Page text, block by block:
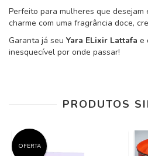
Perfeito para mulheres que desejam
charme com uma fragrância doce,
Garanta já seu Yara ELixir Lattafa e
inesquecível por onde passar!
PRODUTOS
OFERTA